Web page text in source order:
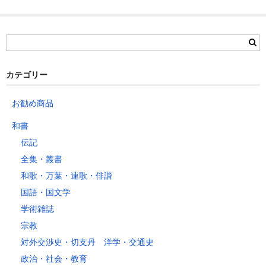
カテゴリー
お勧め商品
和書
伝記
全集・叢書
和歌・万葉・連歌・俳諧
国語・国文学
学術雑誌
宗教
対外交渉史・切支丹 洋学・交通史
政治・社会・教育